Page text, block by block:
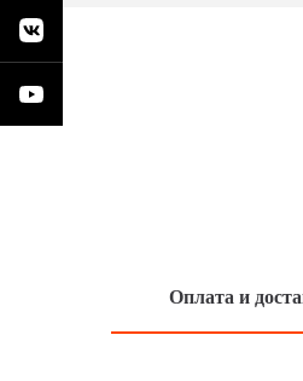
Оплата и